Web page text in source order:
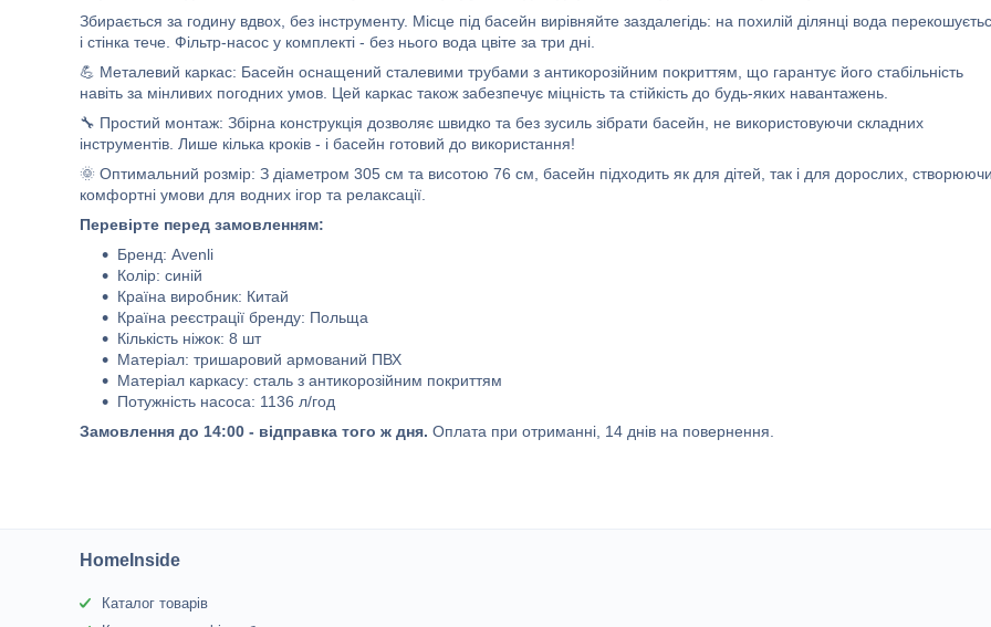
Збирається за годину вдвох, без інструменту. Місце під басейн вирівняйте заздалегідь: на похилій ділянці вода
і стінка тече. Фільтр-насос у комплекті - без нього вода цвіте за три дні.
💪 Металевий каркас: Басейн оснащений сталевими трубами з антикорозійним покриттям, що гарантує його стабільність
навіть за мінливих погодних умов. Цей каркас також забезпечує міцність та стійкість до будь-яких навантажень.
🔧 Простий монтаж: Збірна конструкція дозволяє швидко та без зусиль зібрати басейн, не використовуючи складних
інструментів. Лише кілька кроків - і басейн готовий до використання!
🌞 Оптимальний розмір: З діаметром 305 см та висотою 76 см, басейн підходить як для дітей, так і для дорослих,
комфортні умови для водних ігор та релаксації.
Перевірте перед замовленням:
Бренд: Avenli
Колір: синій
Країна виробник: Китай
Країна реєстрації бренду: Польща
Кількість ніжок: 8 шт
Матеріал: тришаровий армований ПВХ
Матеріал каркасу: сталь з антикорозійним покриттям
Потужність насоса: 1136 л/год
Замовлення до 14:00 - відправка того ж дня. Оплата при отриманні, 14 днів на повернення.
HomeInside
Каталог товарів